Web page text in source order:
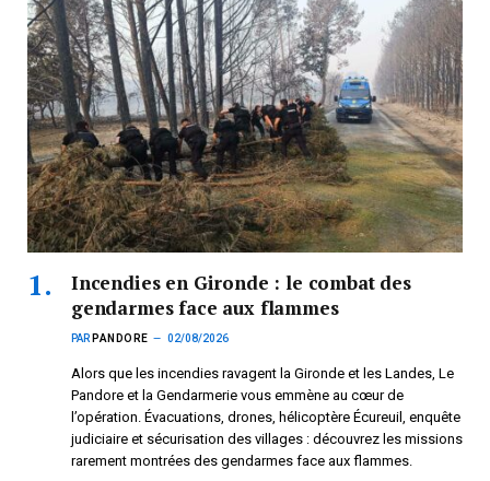
Incendies en Gironde : le combat des
gendarmes face aux flammes
PAR PANDORE 02/08/2026
Alors que les incendies ravagent la Gironde et les Landes, Le
Pandore et la Gendarmerie vous emmène au cœur de
l’opération. Évacuations, drones, hélicoptère Écureuil, enquête
judiciaire et sécurisation des villages : découvrez les missions
rarement montrées des gendarmes face aux flammes.